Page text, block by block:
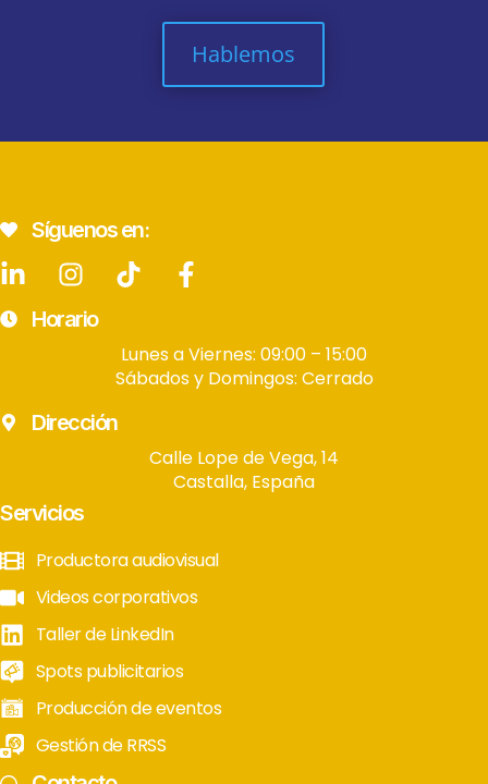
Hablemos
Síguenos en:
Horario
Lunes a Viernes: 09:00 – 15:00
Sábados y Domingos: Cerrado
Dirección
Calle Lope de Vega, 14
Castalla, España
Servicios
Productora audiovisual
Videos corporativos
Taller de LinkedIn
Spots publicitarios
Producción de eventos
Gestión de RRSS